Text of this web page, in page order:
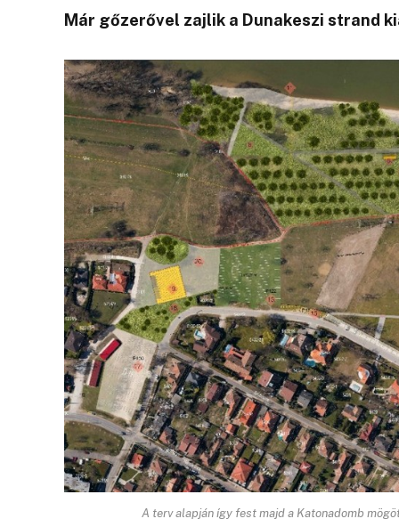
Már gőzerővel zajlik a Dunakeszi strand
A terv alapján így fest majd a Katonadomb